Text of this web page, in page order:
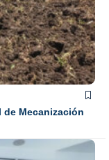
de Mecanización